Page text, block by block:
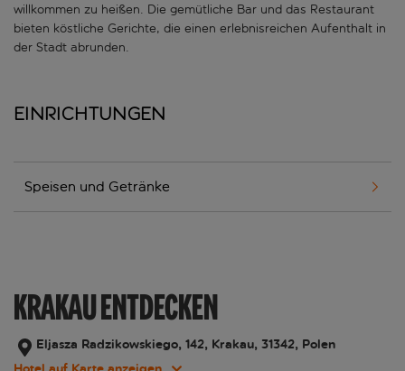
willkommen zu heißen. Die gemütliche Bar und das Restaurant
bieten köstliche Gerichte, die einen erlebnisreichen Aufenthalt in
der Stadt abrunden.
Einrichtungen
Speisen und Getränke
KRAKAU ENTDECKEN
Eljasza Radzikowskiego, 142, Krakau, 31342, Polen